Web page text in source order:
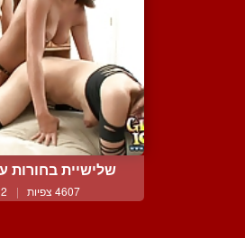
שלישיית בחורות
4607 צפיות | 2 המלצות